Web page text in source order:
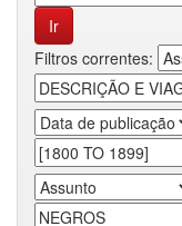
Filtros correntes: